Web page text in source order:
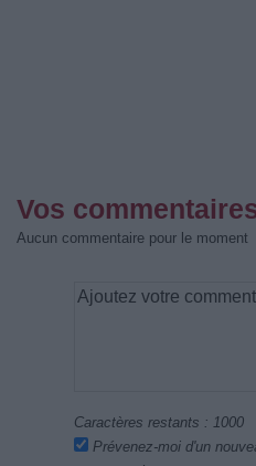
Vos
Aucun commentaire pour le moment
Caractères restants : 1000
Prévenez-moi d'un